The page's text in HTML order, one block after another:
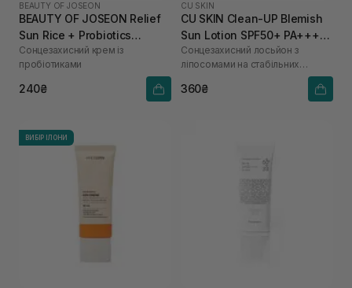
BEAUTY OF JOSEON
BEAUTY OF JOSEON Relief
Sun Rice + Probiotics
SPF50+ PA++++ 10 мл
Сонцезахисний крем із
пробіотиками
240₴
CU SKIN
CU SKIN Clean-UP Blemish
Sun Lotion SPF50+ PA++++
15 мл
Сонцезахисний лосьйон з
ліпосомами на стабільних
360₴
ВИБІР ІЛОНИ